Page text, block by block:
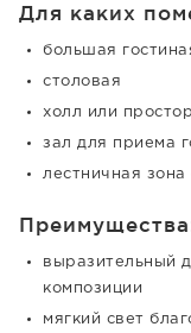
Для каких
большая
столовая
холл или
зал для приема
лестничная
выразительный
композиции
мягкий свет